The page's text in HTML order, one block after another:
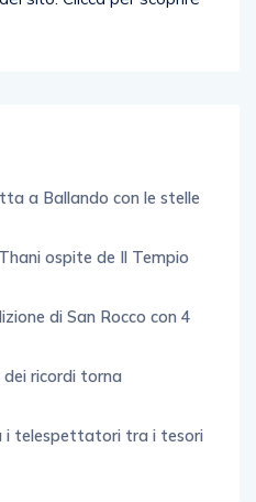
a Ballando con le stelle
ospite de Il Tempio
di San Rocco con 4
dei ricordi torna
i telespettatori tra i tesori